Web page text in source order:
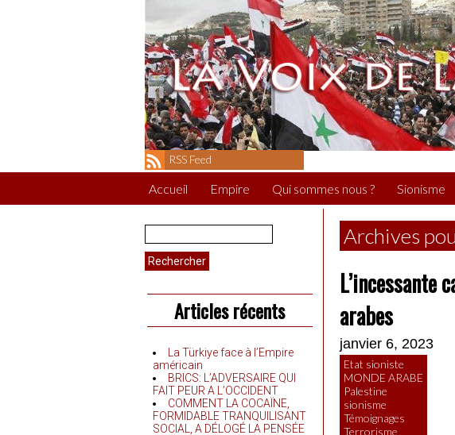
RSS Feed
Accueil Empire Qui sommes nous ? Sionisme
Rechercher :
Articles récents
La Türkiye face à l’Empire
américain
BRICS: L’ADVERSAIRE QUI
FAIT PEUR A L’OCCIDENT
COMMENT LA COCAÏNE,
FORMIDABLE TRANQUILISANT
SOCIAL, A DÉLOGÉ LA PENSÉE
Archives
L’incessante
arabes
janvier 6, 2023
Etat sioniste
MONDE ARABE
Palestine
sionisme
Témoignages
Terrorisme